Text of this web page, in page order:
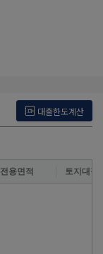
대출한도계산
전용면적 토지대장